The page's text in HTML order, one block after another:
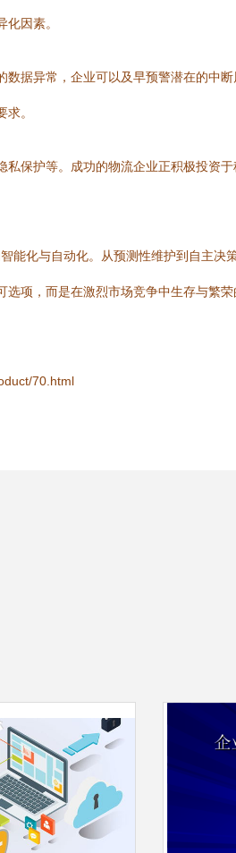
因素。
据异常，企业可以及早预警潜在的中
。
保护等。成功的物流企业正积极投资
能化与自动化。从预测性维护到自主决
项，而是在激烈市场竞争中生存与繁荣
70.html